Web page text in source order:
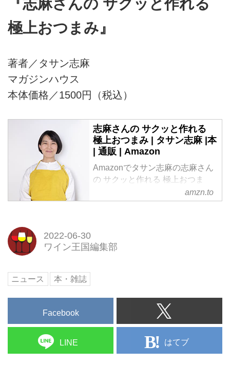
極上おつまみ』
著者／タサン志麻
マガジンハウス
本体価格／1500円（税込）
志麻さんの サクッと作れる
極上おつまみ | タサン志麻 |本
| 通販 | Amazon
Amazonでタサン志麻の志麻さん
の サクッと作れる 極上おつま
み。アマゾンならポイント還元本
が多数。タサン志麻作品ほか、お
送商品なら通常配送無料。
amzn.to
2022-06-30
ワイン王国編集部
ニュース 本・雑誌
Facebook
LINE はてブ